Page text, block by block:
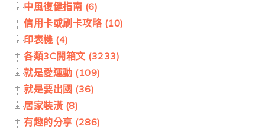
中風復健指南 (6)
信用卡或刷卡攻略 (10)
印表機 (4)
各類3C開箱文 (3233)
就是愛運動 (109)
就是要出國 (36)
居家裝潢 (8)
有趣的分享 (286)